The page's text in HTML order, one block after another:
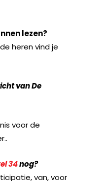
lezen?
heren vind je
van De
voor de
34nog?
van, voor